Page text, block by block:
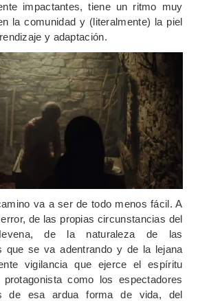
impactantes, tiene un ritmo muy
la comunidad y (literalmente) la piel
y adaptación.
va a ser de todo menos fácil. A
de las propias circunstancias del
de la naturaleza de las
que se va adentrando y de la lejana
vigilancia que ejerce el espíritu
como los espectadores
de esa ardua forma de vida, del